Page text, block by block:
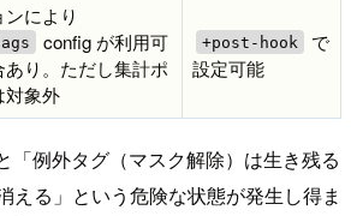
により
config が利用可
あり。ただし集計ポ
対象外
+post-hook
で
設定可能
「例外タグ（マスク解除）は生き残る
える」という危険な状態が発生し得ま